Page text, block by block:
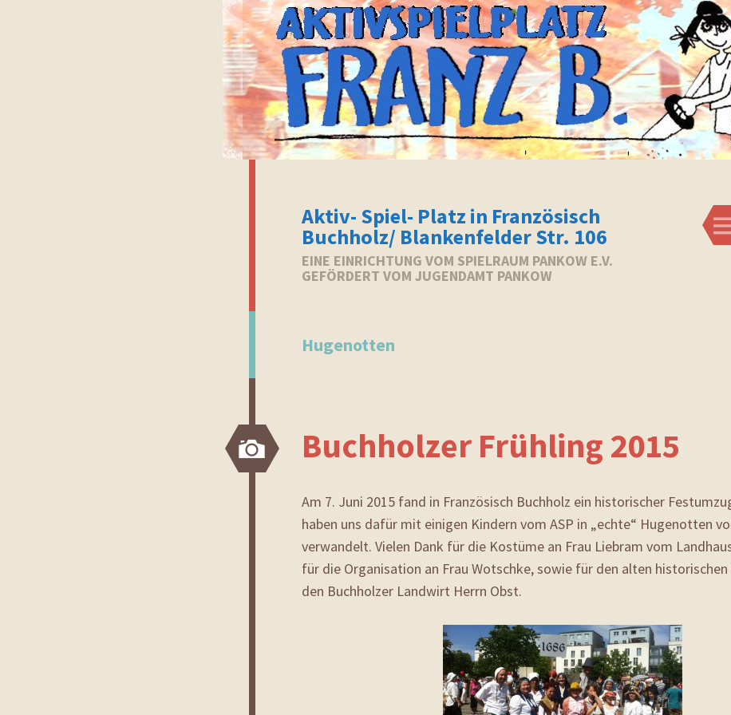
Aktiv- Spiel- Platz in Französisch
Buchholz/ Blankenfelder Str. 106
EINE EINRICHTUNG VOM SPIELRAUM PANKOW E.V.
GEFÖRDERT VOM JUGENDAMT PANKOW
Hugenotten
BildBuchholzer Frühling 2015
Am 7. Juni 2015 fand in Französisch Buchholz ein historischer
haben uns dafür mit einigen Kindern vom ASP in „echte“ Hugenotten
verwandelt. Vielen Dank für die Kostüme an Frau Liebram vom
für die Organisation an Frau Wotschke, sowie für den alten historischen
den Buchholzer Landwirt Herrn Obst.